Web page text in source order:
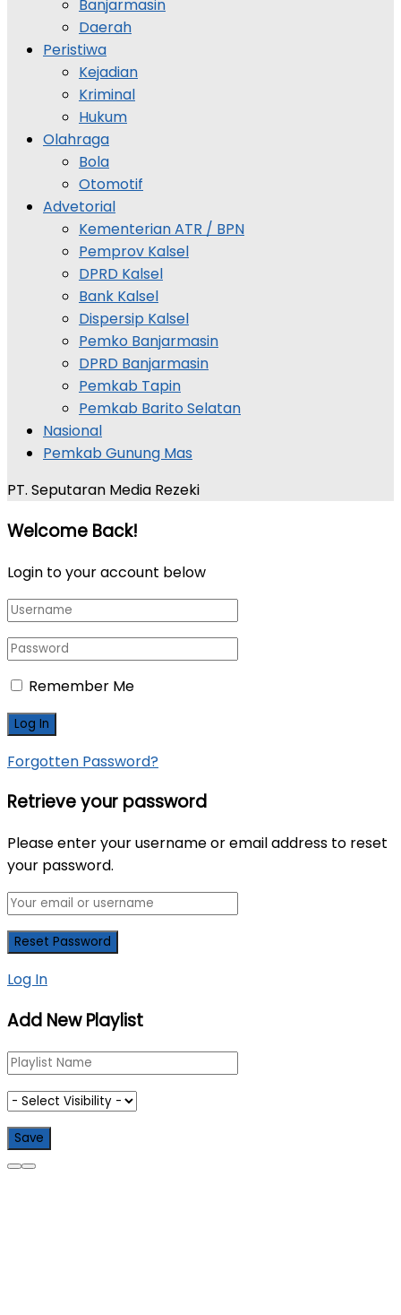
Banjarmasin
Daerah
Peristiwa
Kejadian
Kriminal
Hukum
Olahraga
Bola
Otomotif
Advetorial
Kementerian ATR / BPN
Pemprov Kalsel
DPRD Kalsel
Bank Kalsel
Dispersip Kalsel
Pemko Banjarmasin
DPRD Banjarmasin
Pemkab Tapin
Pemkab Barito Selatan
Nasional
Pemkab Gunung Mas
PT. Seputaran Media Rezeki
Welcome Back!
Login to your account below
Remember Me
Forgotten Password?
Retrieve your password
Please enter your username or email address to reset
your password.
Log In
Add New Playlist